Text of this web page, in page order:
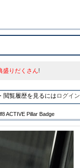
盛りだくさん!
閲覧履歴を見るには ログイン
ACTIVE Pillar Badge